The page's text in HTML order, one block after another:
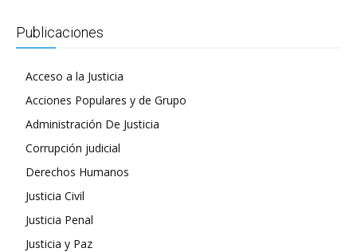
Publicaciones
Acceso a la Justicia
Acciones Populares y de Grupo
Administración De Justicia
Corrupción judicial
Derechos Humanos
Justicia Civil
Justicia Penal
Justicia y Paz